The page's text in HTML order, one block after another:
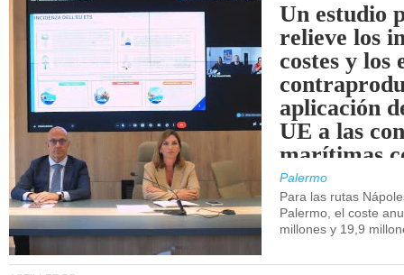
Un estudio
relieve los
costes y los
aplicación
UE a las
marítimas
de Sicilia.
Palermo
Para las rutas
Palermo, el coste
millones y 19,9